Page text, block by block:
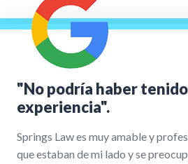
"No podría haber
experiencia".
Springs Law es muy amable y
que estaban de mi lado y se